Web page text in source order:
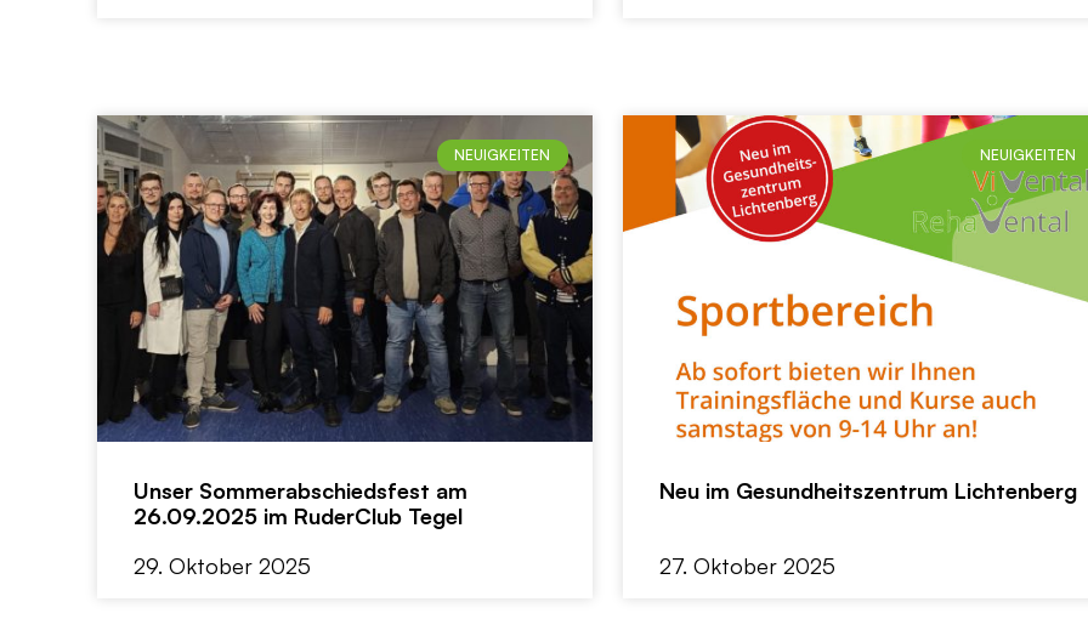
NEUIGKEITEN
Unser Sommerabschiedsfest am
26.09.2025 im RuderClub Tegel
29. Oktober 2025
NEUIGKEITEN
Neu im Gesundheitszentrum Lichtenberg
27. Oktober 2025